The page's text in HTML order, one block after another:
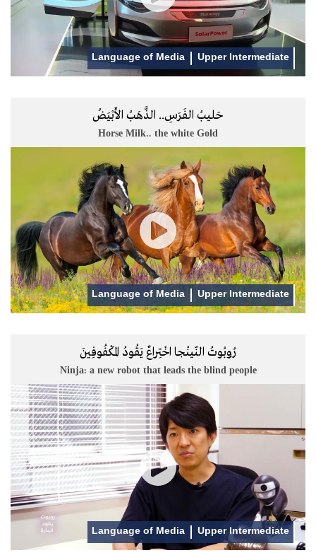
Language of Media Upper Intermediate
حَليبُ الفَرَسِ.. الذَّهَبُ الأَبْيَضُ
Horse Milk.. the white Gold
Language of Media Upper Intermediate
رُوبُوتُ النّينْجا اخْتِراعٌ يَقُودُ المَكْفُوفِينَ
Ninja: a new robot that leads the blind people
Language of Media Upper Intermediate